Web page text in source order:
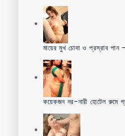
মায়ের মুখ চোদা ও প্রস্রাব পান
কয়েকজন নর-নারী হোটেল রুমে